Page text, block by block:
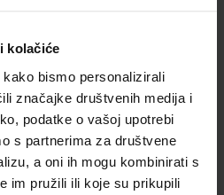
kolačiće
bismo personalizirali
značajke društvenih medija i
podatke o vašoj upotrebi
s partnerima za društvene
a oni ih mogu kombinirati s
im pružili ili koje su prikupili